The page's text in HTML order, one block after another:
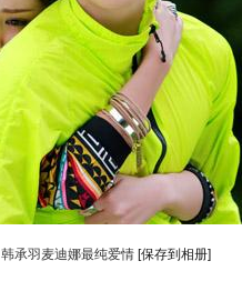
韩承羽麦迪娜最纯爱情 [保存到相册]